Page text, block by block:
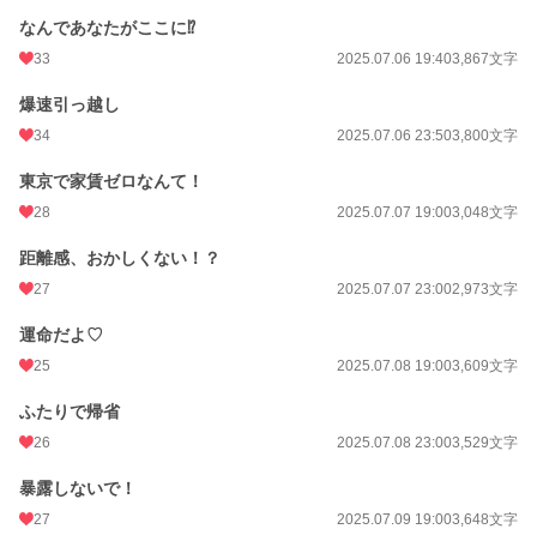
週間ポイント
月間ポイント 1,078 pt (23,097 位)
年間ポイント
累計ポイント 86,747 pt (32,979 位)
なんであなたがここに⁉
33 2025.07.06 19:403,867文字
爆速引っ越し
34 2025.07.06 23:503,800文字
東京で家賃ゼロなんて！
28 2025.07.07 19:003,048文字
距離感、おかしくない！？
27 2025.07.07 23:002,973文字
運命だよ♡
25 2025.07.08 19:003,609文字
ふたりで帰省
26 2025.07.08 23:003,529文字
暴露しないで！
27 2025.07.09 19:003,648文字